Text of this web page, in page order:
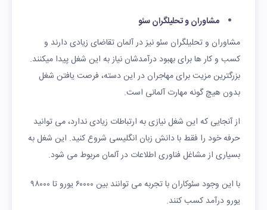
مشاوران و تحلیلگران سئو
مشاوران و تحلیلگران سئو نیز در آلمان تقاضای زیادی دارند و
کسب و کار ها برای بهبود درآمدشان نیاز به این شغل پیدا میکنند.
بزرگترین مزیت برای مهاجران در این دسته، فرصت یافتن شغل
بدون هیچ گونه مهارت آلمانی است.
از آنجایی که این شغل نیازی به ارتباطات زیادی ندارد، می توانید
حرفه خود را فقط با دانش زبان انگلیسی شروع کنید. این شغل به
بسیاری از مشاغل فناوری اطلاعات در آلمان مربوط می شود.
با این وجود سئوکاران با تجربه می توانند بین ۶۰۰۰۰ یورو تا ۹۸۰۰۰
یورو درآمد کسب کنند.